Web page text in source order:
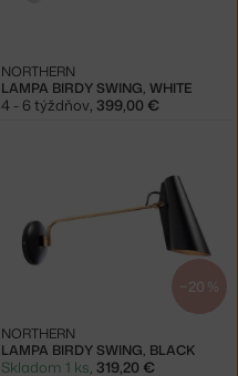
LAMPA BIRDY SWING, WHITE
NORTHERN
4 - 6 týždňov, 399,00 €
−20 %
LAMPA BIRDY SWING, BLACK
NORTHERN
Skladom 1 ks, 319,20 €